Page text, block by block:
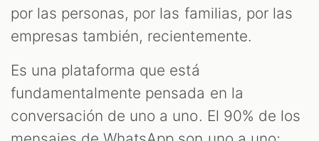
por las personas, por las familias, por las
empresas también, recientemente.
Es una plataforma que está
fundamentalmente pensada en la
conversación de uno a uno. El 90% de los